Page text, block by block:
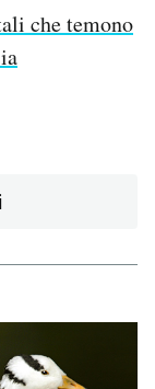
che temono